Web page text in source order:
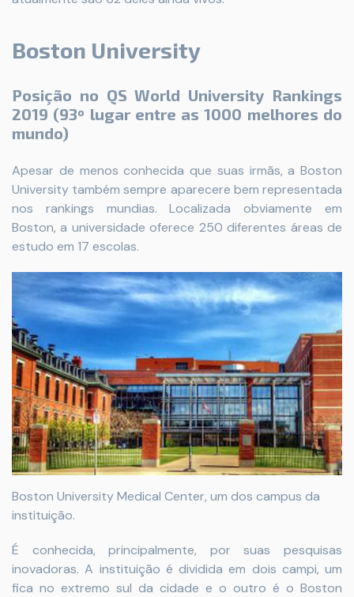
Boston University
Posição no QS World University Rankings
2019 (93º lugar entre as 1000 melhores do
mundo)
Apesar de menos conhecida que suas irmãs, a Boston
University também sempre aparecere bem representada
nos rankings mundias. Localizada obviamente em
Boston, a universidade oferece 250 diferentes áreas de
estudo em 17 escolas.
Boston University Medical Center, um dos campus da
instituição.
É conhecida, principalmente, por suas pesquisas
inovadoras. A instituição é dividida em dois campi, um
fica no extremo sul da cidade e o outro é o Boston